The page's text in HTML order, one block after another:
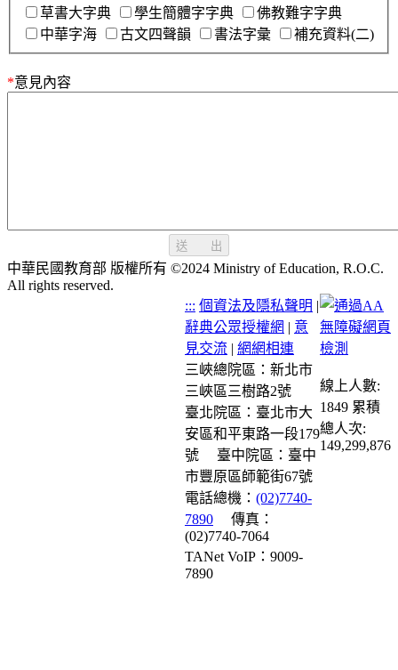
草書大字典
學生簡體字字典
佛教難字字典
中華字海
古文四聲韻 書法字彙 補充資料(二)
*意見內容
送 出
中華民國教育部 版權所有 ©2024 Ministry of Education, R.O.C.
All rights reserved.
::: 個資法及隱私聲明 |
辭典公眾授權網 | 意
見交流 | 網網相連
三峽總院區：新北市
三峽區三樹路2號
臺北院區：臺北市大
安區和平東路一段179
號
臺中院區：臺中
市豐原區師範街67號
電話總機： (02)7740-
7890
傳真：
(02)7740-7064
TANet VoIP：9009-
7890
線上人數:
1849 累積
總人次:
149,299,876